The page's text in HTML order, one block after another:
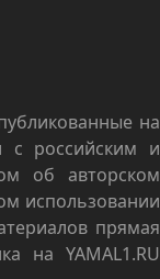
на
с российским и
об авторском
использовании
прямая
на YAMAL1.RU